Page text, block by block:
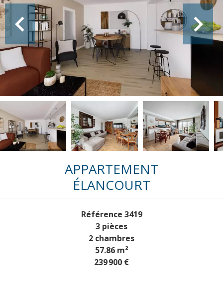
APPARTEMENT
ÉLANCOURT
Référence 3419
3 pièces
2 chambres
57.86m²
239 900 €